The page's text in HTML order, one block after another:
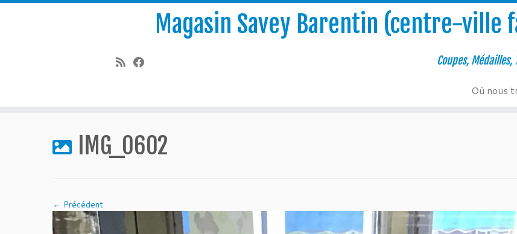
Magasin Savey Barentin (centre-ville
Coupes,
Où nous
IMG_0602
← Précédent